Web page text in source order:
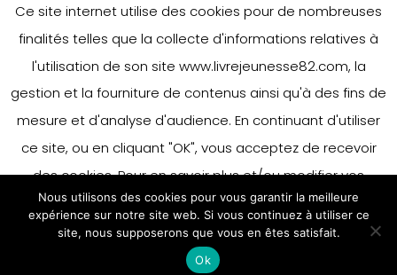
Leave a Reply
to post a
comment.
Ce site internet utilise des cookies pour de nombreuses
finalités telles que la collecte d'informations relatives à
l'utilisation de son site www.livrejeunesse82.com, la
gestion et la fourniture de contenus ainsi qu'à des fins de
mesure et d'analyse d'audience. En continuant d'utiliser
ce site, ou en cliquant "OK", vous acceptez de recevoir
des cookies. Pour en savoir plus et/ou modifier vos
préférences en matière de cookies, merci de vous référer
à notre politique sur les cookies.
Accepter
En savoir plus
Nous utilisons des cookies pour vous garantir la meilleure
expérience sur notre site web. Si vous continuez à utiliser ce
site, nous supposerons que vous en êtes satisfait.
Ok